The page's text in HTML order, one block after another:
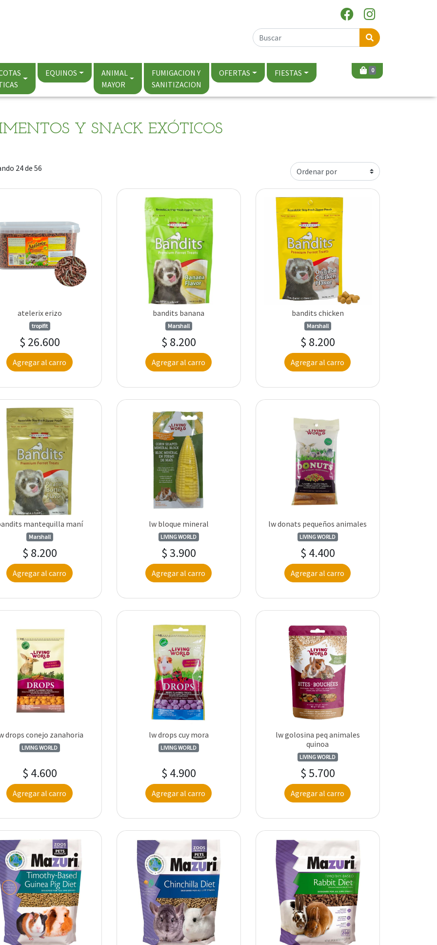
EQUINOS
ANIMAL
MAYOR
FUMIGACION Y
SANITIZACION
OFERTAS FIESTAS 0
Y SNACK EXÓTICOS
24 de 56
atelerix erizo
tropifit
$ 26.600
Agregar al carro
bandits banana
Marshall
$ 8.200
Agregar al carro
bandits chicken
Marshall
$ 8.200
Agregar al carro
mantequilla maní
Marshall
$ 8.200
Agregar al carro
lw bloque mineral
LIVING WORLD
$ 3.900
Agregar al carro
lw donats pequeños animales
LIVING WORLD
$ 4.400
Agregar al carro
drops conejo zanahoria
LIVING WORLD
$ 4.600
Agregar al carro
lw drops cuy mora
LIVING WORLD
$ 4.900
Agregar al carro
lw golosina peq animales
quinoa
LIVING WORLD
$ 5.700
Agregar al carro